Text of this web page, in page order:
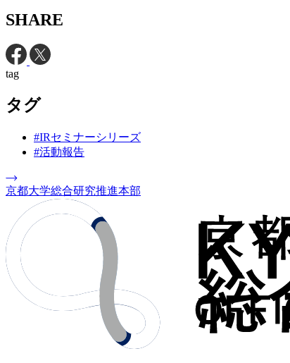
SHARE
tag
タグ
#IRセミナーシリーズ
#活動報告
京都大学総合研究推進本部